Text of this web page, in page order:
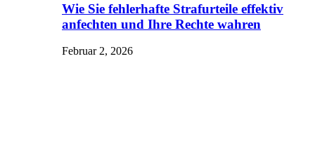
Wie Sie fehlerhafte Strafurteile effektiv
anfechten und Ihre Rechte wahren
Februar 2, 2026